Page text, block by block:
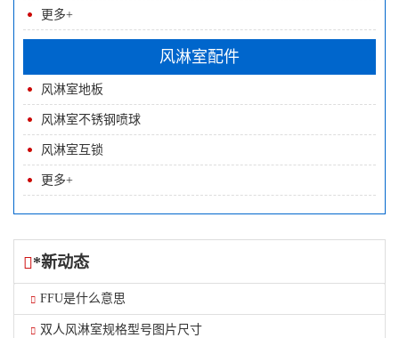
更多+
风淋室配件
风淋室地板
风淋室不锈钢喷球
风淋室互锁
更多+
*新动态
FFU是什么意思
双人风淋室规格型号图片尺寸